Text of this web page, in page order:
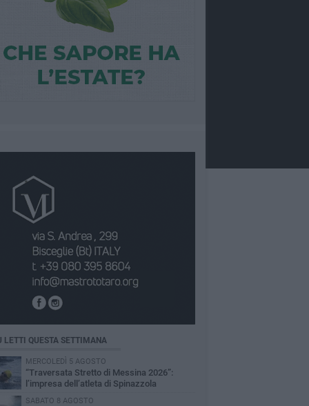
LETTI QUESTA SETTIMANA
MERCOLEDÌ 5 AGOSTO
“Traversata Stretto di Messina 2026”:
l’impresa dell’atleta di Spinazzola
Galantucci
SABATO 8 AGOSTO